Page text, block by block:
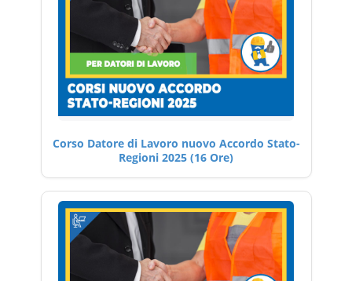
Corso Datore di Lavoro nuovo Accordo Stato-
Regioni 2025 (16 Ore)